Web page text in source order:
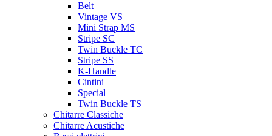
Belt
Vintage VS
Mini Strap MS
Stripe SC
Twin Buckle TC
Stripe SS
K-Handle
Cintini
Special
Twin Buckle TS
Chitarre Classiche
Chitarre Acustiche